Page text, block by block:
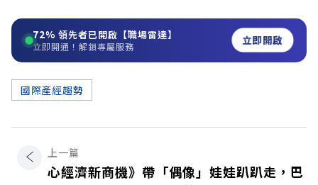
72% 領先者已開啟【職場雷達】
立即開通！解鎖專屬服務 立即開啟
國際產經趨勢
上一篇
心經濟新商機》帶「偶像」娃娃趴趴走，巴